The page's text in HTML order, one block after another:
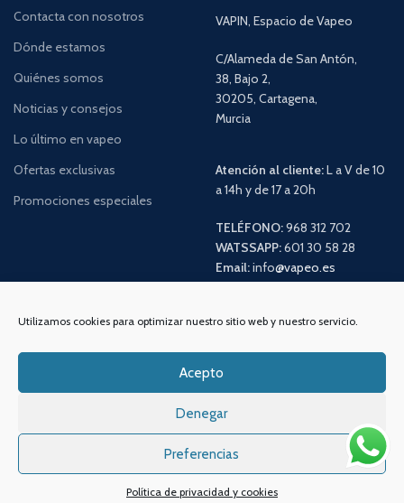
Utilizamos cookies para optimizar nuestro sitio web y nuestro servicio.
Acepto
Denegar
Preferencias
Política de privacidad y cookies
Contacta con nosotros
Dónde estamos
Quiénes somos
Noticias y consejos
Lo último en vapeo
Ofertas exclusivas
Promociones especiales
VAPIN, Espacio de Vapeo
C/Alameda de San Antón,
38, Bajo 2,
30205, Cartagena,
Murcia
Atención al cliente:L a V de 10
a 14h y de 17 a 20h
TELÉFONO:968 312 702
WATSSAPP:601 30 58 28
Email:info@vapeo.es
Sistema de envío